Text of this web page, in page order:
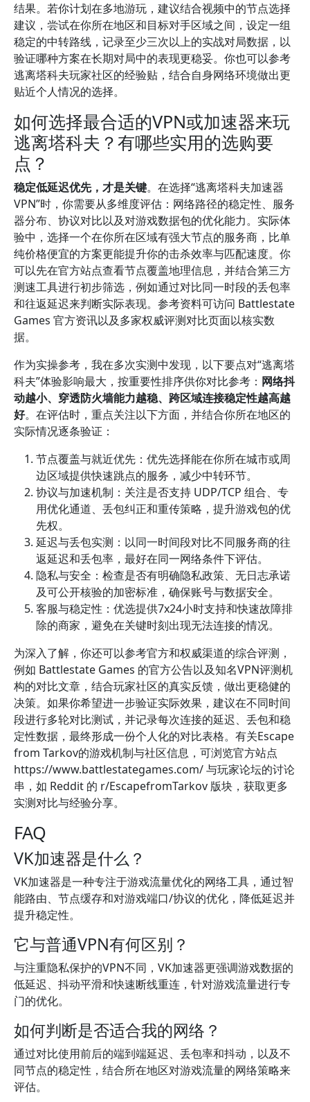
结果。若你计划在多地游玩，建议结合视频中的节点选择
建议，尝试在你所在地区和目标对手区域之间，设定一组
稳定的中转路线，记录至少三次以上的实战对局数据，以
验证哪种方案在长期对局中的表现更稳妥。你也可以参考
逃离塔科夫玩家社区的经验贴，结合自身网络环境做出更
贴近个人情况的选择。
如何选择最合适的VPN或加速器来玩
逃离塔科夫？有哪些实用的选购要
点？
稳定低延迟优先，才是关键。在选择“逃离塔科夫加速器
VPN”时，你需要从多维度评估：网络路径的稳定性、服务
器分布、协议对比以及对游戏数据包的优化能力。实际体
验中，选择一个在你所在区域有强大节点的服务商，比单
纯价格便宜的方案更能提升你的击杀效率与匹配速度。你
可以先在官方站点查看节点覆盖地理信息，并结合第三方
测速工具进行初步筛选，例如通过对比同一时段的丢包率
和往返延迟来判断实际表现。参考资料可访问 Battlestate
Games 官方资讯以及多家权威评测对比页面以核实数
据。
作为实操参考，我在多次实测中发现，以下要点对“逃离塔
科夫”体验影响最大，按重要性排序供你对比参考： 网络抖
动越小、穿透防火墙能力越稳、跨区域连接稳定性越高越
好。在评估时，重点关注以下方面，并结合你所在地区的
实际情况逐条验证：
节点覆盖与就近优先：优先选择能在你所在城市或周
边区域提供快速跳点的服务，减少中转环节。
协议与加速机制：关注是否支持 UDP/TCP 组合、专
用优化通道、丢包纠正和重传策略，提升游戏包的优
先权。
延迟与丢包实测：以同一时间段对比不同服务商的往
返延迟和丢包率，最好在同一网络条件下评估。
隐私与安全：检查是否有明确隐私政策、无日志承诺
及可公开核验的加密标准，确保账号与数据安全。
客服与稳定性：优选提供7x24小时支持和快速故障排
除的商家，避免在关键时刻出现无法连接的情况。
为深入了解，你还可以参考官方和权威渠道的综合评测，
例如 Battlestate Games 的官方公告以及知名VPN评测机
构的对比文章，结合玩家社区的真实反馈，做出更稳健的
决策。如果你希望进一步验证实际效果，建议在不同时间
段进行多轮对比测试，并记录每次连接的延迟、丢包和稳
定性数据，最终形成一份个人化的对比表格。有关Escape
from Tarkov的游戏机制与社区信息，可浏览官方站点
https://www.battlestategames.com/ 与玩家论坛的讨论
串，如 Reddit 的 r/EscapefromTarkov 版块，获取更多
实测对比与经验分享。
FAQ
VK加速器是什么？
VK加速器是一种专注于游戏流量优化的网络工具，通过智
能路由、节点缓存和对游戏端口/协议的优化，降低延迟并
提升稳定性。
它与普通VPN有何区别？
与注重隐私保护的VPN不同，VK加速器更强调游戏数据的
低延迟、抖动平滑和快速断线重连，针对游戏流量进行专
门的优化。
如何判断是否适合我的网络？
通过对比使用前后的端到端延迟、丢包率和抖动，以及不
同节点的稳定性，结合所在地区对游戏流量的网络策略来
评估。